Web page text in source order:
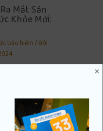
Mắt Sản
Khỏe Mới:
bảo hiểm/ Bởi